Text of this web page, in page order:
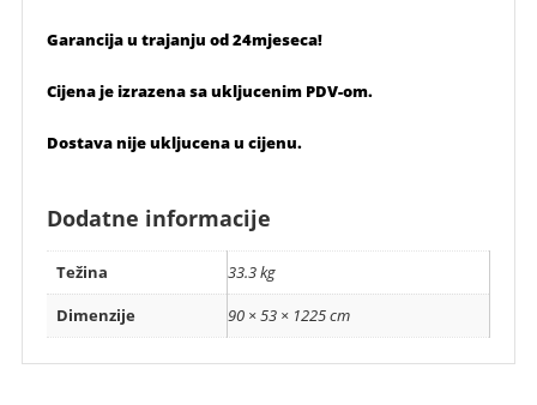
Garancija u trajanju od 24mjeseca!
Cijena je izrazena sa ukljucenim PDV-om.
Dostava nije ukljucena u cijenu.
Dodatne informacije
Težina
33.3 kg
Dimenzije
90 × 53 × 1225 cm